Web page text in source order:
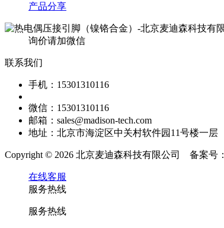
产品分享
询价请加微信
联系我们
手机：15301310116
微信：15301310116
邮箱：sales@madison-tech.com
地址：北京市海淀区中关村软件园11号楼一层
Copyright © 2026 北京麦迪森科技有限公司 备案号：
在线客服
服务热线
服务热线